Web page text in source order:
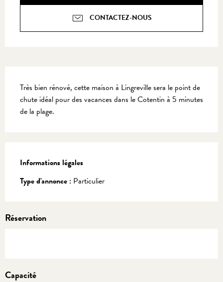
CONTACTEZ-NOUS
Très bien rénové, cette maison à Lingreville sera le point de
chute idéal pour des vacances dans le Cotentin à 5 minutes
de la plage.
Informations légales
Informations légales
Type d'annonce : Particulier
Réservation
Capacité